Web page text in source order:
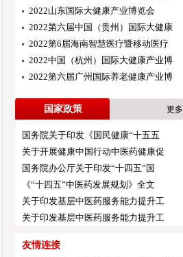
2022山东国际大健康产业博览会
2022第六届中国（贵州）国际大健康
2022第6届海南智慧医疗暨移动医疗
2022中国（杭州）国际大健康产业博
2022第六届广州国际养老健康产业博
国家政策 更多
国务院关于印发《国民健康“十五五
关于开展健康中国行动中医药健康促
国务院办公厅关于印发“十四五”国
《“十四五”中医药发展规划》全文
关于印发基层中医药服务能力提升工
关于印发基层中医药服务能力提升工
友情连接